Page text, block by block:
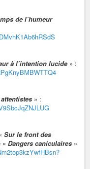
de l’humeur
à l’intention lucide » :
» :
Sur le front des
« Dangers caniculaires »